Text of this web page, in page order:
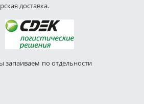
доставка.
по отдельности